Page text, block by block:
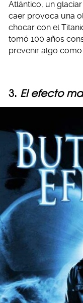
Atlántico, un
caer provoca una
chocar con el
tomó 100 años
prevenir algo como
3. El efecto